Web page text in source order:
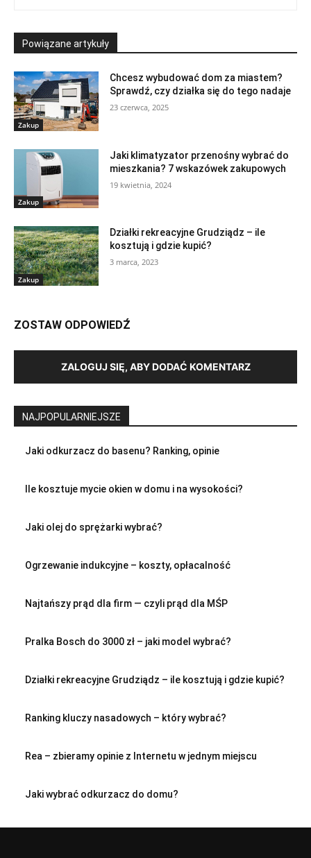
Powiązane artykuły
Zakup
Chcesz wybudować dom za miastem?
Sprawdź, czy działka się do tego nadaje
23 czerwca, 2025
Zakup
Jaki klimatyzator przenośny wybrać do
mieszkania? 7 wskazówek zakupowych
19 kwietnia, 2024
Zakup
Działki rekreacyjne Grudziądz – ile
kosztują i gdzie kupić?
3 marca, 2023
ZOSTAW ODPOWIEDŹ
ZALOGUJ SIĘ, ABY DODAĆ KOMENTARZ
NAJPOPULARNIEJSZE
Jaki odkurzacz do basenu? Ranking, opinie
Ile kosztuje mycie okien w domu i na wysokości?
Jaki olej do sprężarki wybrać?
Ogrzewanie indukcyjne – koszty, opłacalność
Najtańszy prąd dla firm — czyli prąd dla MŚP
Pralka Bosch do 3000 zł – jaki model wybrać?
Działki rekreacyjne Grudziądz – ile kosztują i gdzie kupić?
Ranking kluczy nasadowych – który wybrać?
Rea – zbieramy opinie z Internetu w jednym miejscu
Jaki wybrać odkurzacz do domu?